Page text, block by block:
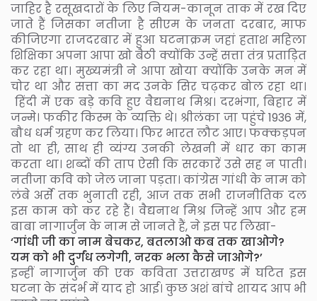
जाहिर है रसूखदारों के लिए नियम-कानून ताक में रख दिए
जाते हैं जिसका नतीजा है सीएम के जनता दरबार, माफ
कीजिएगा राजदरबार में हुआ घटनाक्रम जहां हताश महिला
शिक्षिका अपना आपा खो बैठी क्योंकि उन्हें सत्ता तंत्र प्रताड़ित
कर रहा था। मुख्यमंत्री ने आपा खोया क्योंकि उनके मन में
चोर था और सत्ता का मद उनके सिर चढ़कर बोल रहा था।
हिंदी में एक बड़े कवि हुए वैद्यनाथ मिश्र। दरभंगा, बिहार में
जन्मे। फकीर किस्म के व्यक्ति थे। श्रीलंका जा पहुंचे 1936 में,
बौध धर्म ग्रहण कर लिया। फिर भारत लौट आए। फक्कड़पन
तो था ही, साथ ही व्यंग्य उनकी लेखनी में धार का काम
करता था। शब्दों की ताप ऐसी कि सरकारें उसे सह न पाती।
नतीजा कवि को जेल जाना पड़ता। कांग्रेस गांधी के नाम को
लंबे अर्से तक भुनाती रही, आज तक सभी राजनीतिक दल
इस काम को कर रहे हैं। वैद्यनाथ मिश्र जिन्हें आप और हम
बाबा नागार्जुन के नाम से जानते हैं, ने इस पर लिखा-
‘गांधी जी का नाम बेचकर, बतलाओ कब तक खाओगे?
यम को भी दुर्गंध लगेगी, नरक भला कैसे जाओगे?’
इन्हीं नागार्जुन की एक कविता उत्तराखण्ड में घटित इस
घटना के संदर्भ में याद हो आई। कुछ अशं बांचे शायद आप भी